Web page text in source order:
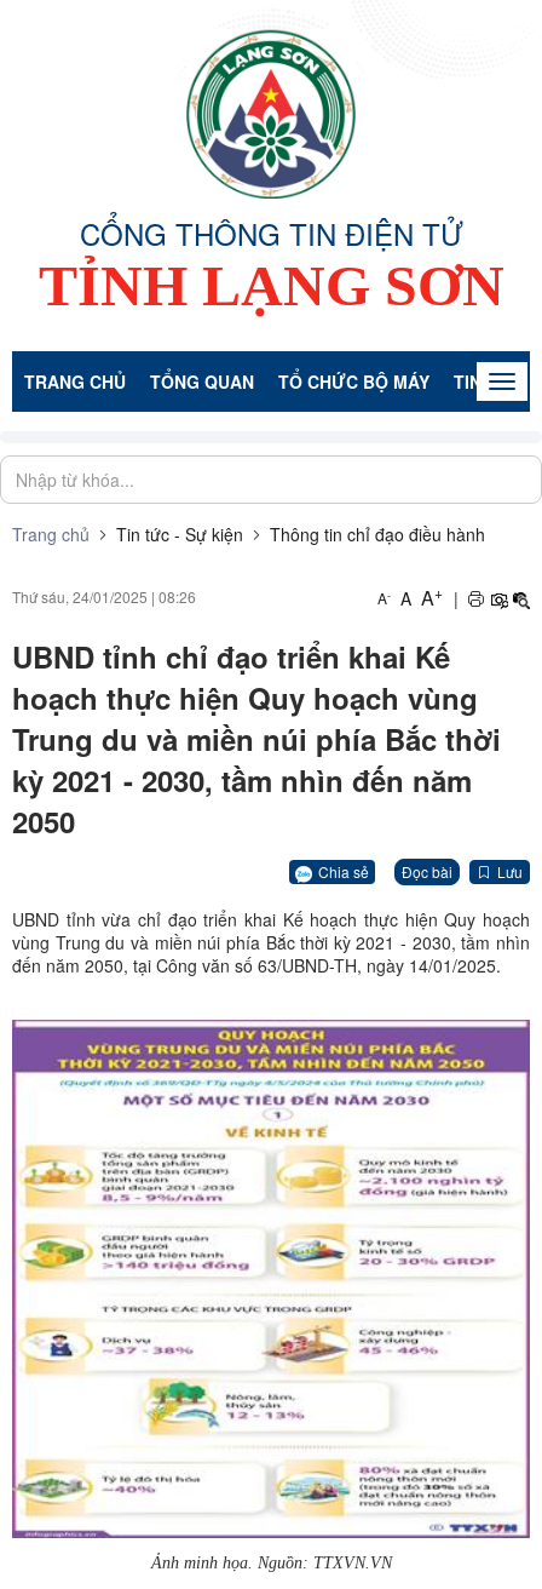
CỔNG THÔNG TIN ĐIỆN TỬ
TỈNH LẠNG SƠN
TRANG CHỦ TỔNG QUAN TỔ CHỨC BỘ MÁY TIN TỨC -
Trang chủ Tin tức - Sự kiện Thông tin chỉ đạo điều hành
Thứ sáu, 24/01/2025 | 08:26 A- A A+ |
UBND tỉnh chỉ đạo triển khai Kế
hoạch thực hiện Quy hoạch vùng
Trung du và miền núi phía Bắc thời
kỳ 2021 - 2030, tầm nhìn đến năm
2050
Chia sẻ Đọc bài Lưu
UBND tỉnh vừa chỉ đạo triển khai Kế hoạch thực hiện Quy hoạch
vùng Trung du và miền núi phía Bắc thời kỳ 2021 - 2030, tầm nhìn
đến năm 2050, tại Công văn số 63/UBND-TH, ngày 14/01/2025.
Ảnh minh họa. Nguồn: TTXVN.VN